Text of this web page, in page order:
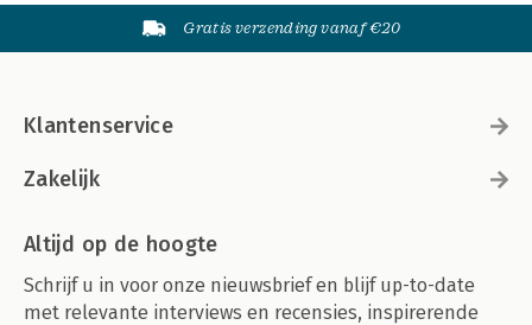
Gratis verzending vanaf €20
Klantenservice
Zakelijk
Altijd op de hoogte
Schrijf u in voor onze nieuwsbrief en blijf up-to-date
met relevante interviews en recensies, inspirerende